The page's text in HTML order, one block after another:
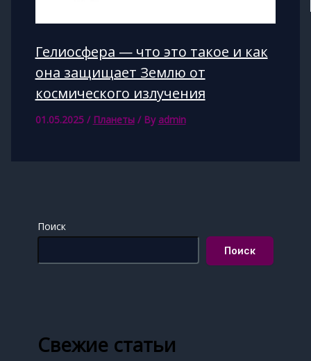
Гелиосфера — что это такое и как
она защищает Землю от
космического излучения
01.05.2025 / Планеты/ By admin
Поиск
Поиск
Свежие статьи